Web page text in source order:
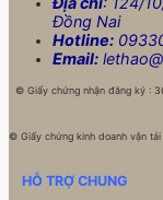
Đồng Nai
Hotline:
Email:
©Giấy chứng nhận đăng ký :
© Giấy chứng kinh doanh vận
HỖ TRỢ CHUNG